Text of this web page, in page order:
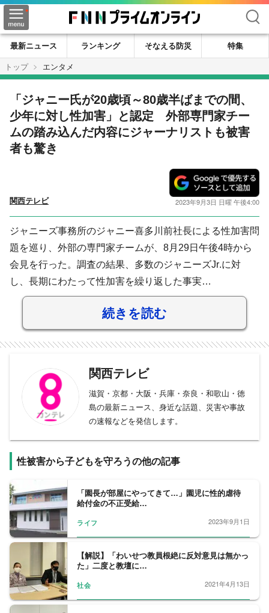
検索
最新ニュース ランキング そなえる防災
特集
トップ
エンタメ
「ジャニー氏が20歳頃～80歳半ばまでの間、
少年に対し性加害」と認定 外部専門家チー
ムの踏み込んだ内容にジャーナリストも被害
者も驚き
関西テレビ 2023年9月3日 日曜 午後4:00
ジャニーズ事務所のジャニー喜多川前社長による性加害問
題を巡り、外部の専門家チームが、8月29日午後4時から
会見を行った。調査の結果、多数のジャニーズJr.に対
し、長期にわたって性加害を繰り返した事実…
続きを読む
関西テレビ
滋賀・京都・大阪・兵庫・奈良・和歌山・徳
島の最新ニュース、身近な話題、災害や事故
の速報などを発信します。
性被害から子どもを守ろうの他の記事
「園長が部屋にやってきて…」園児に性的虐待
給付金の不正受給…
ライフ 2023年9月1日
【解説】「わいせつ教員根絶に反対意見は無かっ
た」二度と教壇に…
社会 2021年4月13日